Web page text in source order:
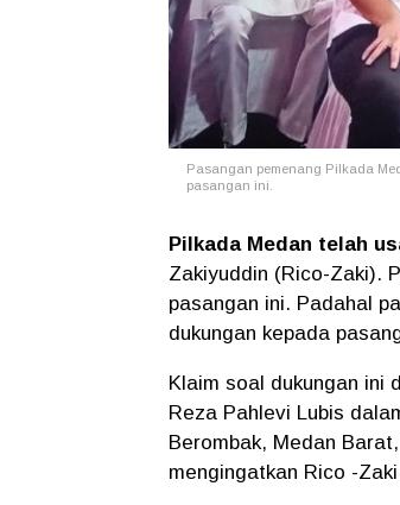
Pasangan pemenang Pilkada
pasangan ini.
Pilkada Medan telah
Zakiyuddin (Rico-Zaki).
pasangan ini. Padahal
dukungan kepada
Klaim soal dukungan ini
Reza Pahlevi Lubis
Berombak, Medan
mengingatkan Rico -